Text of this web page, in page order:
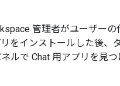
管理者がユーザーの
をインストールした後、
ルで Chat 用アプリを見